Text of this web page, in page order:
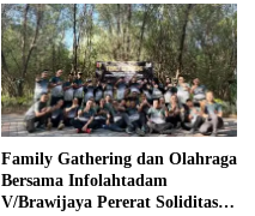
Family Gathering dan Olahraga
Bersama Infolahtadam
V/Brawijaya Pererat Soliditas